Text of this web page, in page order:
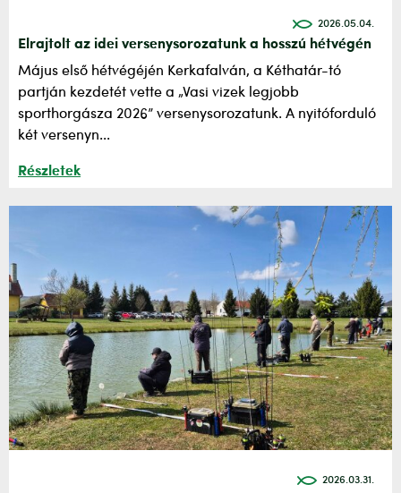
2026.05.04.
Elrajtolt az idei versenysorozatunk a hosszú hétvégén
Május első hétvégéjén Kerkafalván, a Kéthatár-tó
partján kezdetét vette a „Vasi vizek legjobb
sporthorgásza 2026” versenysorozatunk. A nyitóforduló
két versenyn...
Részletek
2026.03.31.